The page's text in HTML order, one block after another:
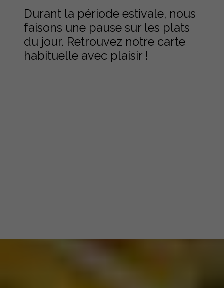
Durant la période estivale, nous
faisons une pause sur les plats
du jour. Retrouvez notre carte
habituelle avec plaisir !